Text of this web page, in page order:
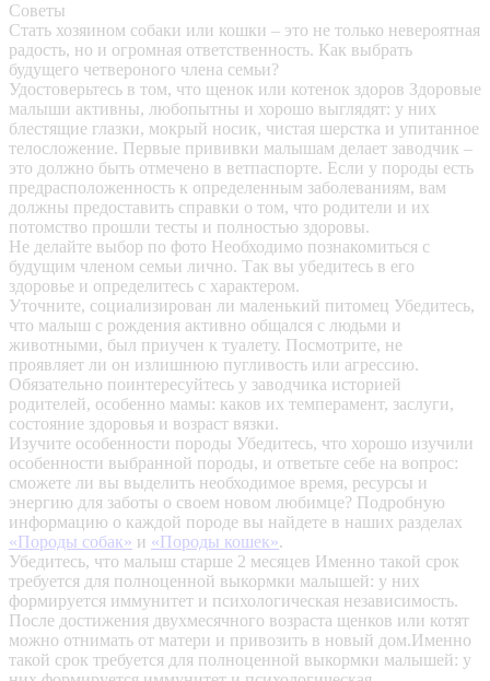
Советы
Стать хозяином собаки или кошки – это не только невероятная
радость, но и огромная ответственность. Как выбрать
будущего четвероного члена семьи?
Удостоверьтесь в том, что щенок или котенок здоров Здоровые
малыши активны, любопытны и хорошо выглядят: у них
блестящие глазки, мокрый носик, чистая шерстка и упитанное
телосложение. Первые прививки малышам делает заводчик –
это должно быть отмечено в ветпаспорте. Если у породы есть
предрасположенность к определенным заболеваниям, вам
должны предоставить справки о том, что родители и их
потомство прошли тесты и полностью здоровы.
Не делайте выбор по фото Необходимо познакомиться с
будущим членом семьи лично. Так вы убедитесь в его
здоровье и определитесь с характером.
Уточните, социализирован ли маленький питомец Убедитесь,
что малыш с рождения активно общался с людьми и
животными, был приучен к туалету. Посмотрите, не
проявляет ли он излишнюю пугливость или агрессию.
Обязательно поинтересуйтесь у заводчика историей
родителей, особенно мамы: каков их темперамент, заслуги,
состояние здоровья и возраст вязки.
Изучите особенности породы Убедитесь, что хорошо изучили
особенности выбранной породы, и ответьте себе на вопрос:
сможете ли вы выделить необходимое время, ресурсы и
энергию для заботы о своем новом любимце? Подробную
информацию о каждой породе вы найдете в наших разделах
«Породы собак» и «Породы кошек».
Убедитесь, что малыш старше 2 месяцев Именно такой срок
требуется для полноценной выкормки малышей: у них
формируется иммунитет и психологическая независимость.
После достижения двухмесячного возраста щенков или котят
можно отнимать от матери и привозить в новый дом.Именно
такой срок требуется для полноценной выкормки малышей: у